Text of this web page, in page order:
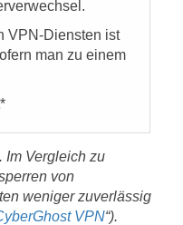
VPN-Diensten ist
man zu einem
*
Im Vergleich zu
von
weniger zuverlässig
VPN“).